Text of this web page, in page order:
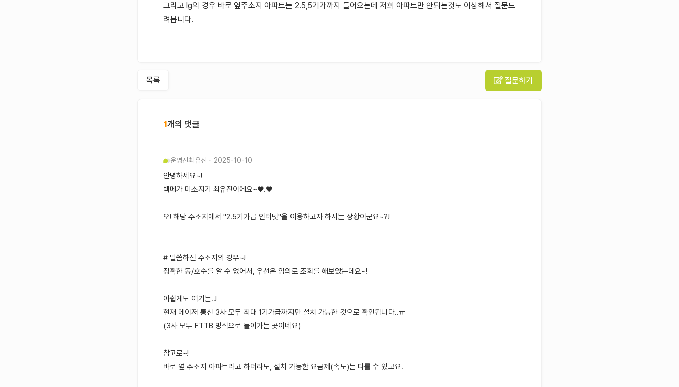
그리고 lg의 경우 바로 옆주소지 아파트는 2.5,5기가까지 들어오는데 저희 아파트만 안되는것도 이상해서 질문드
려봅니다.
목록 질문하기
1개의 댓글
운영진최유진 2025-10-10
안녕하세요~!
백메가 미소지기 최유진이에요~♥.♥
오! 해당 주소지에서 "2.5기가급 인터넷"을 이용하고자 하시는 상황이군요~?!
# 말씀하신 주소지의 경우~!
정확한 동/호수를 알 수 없어서, 우선은 임의로 조회를 해보았는데요~!
아쉽게도 여기는..!
현재 메이저 통신 3사 모두 최대 1기가급까지만 설치 가능한 것으로 확인됩니다..ㅠ
(3사 모두 FTTB 방식으로 들어가는 곳이네요)
참고로~!
바로 옆 주소지 아파트라고 하더라도, 설치 가능한 요금제(속도)는 다를 수 있고요.